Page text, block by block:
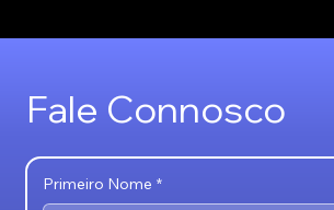
Fale Connosco
Primeiro Nome *